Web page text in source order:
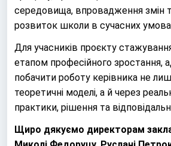
середовища, впровадження змін
розвиток школи в сучасних
Для учасників проєкту
етапом професійного зростання,
побачити роботу керівника не
теоретичні моделі, а й через
практики, рішення та
Щиро дякуємо директорам